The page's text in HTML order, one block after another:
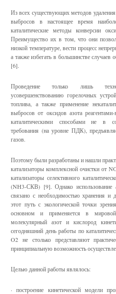
Из всех существующих методов
выбросов в настоящее время
каталитические методы конверсии
Преимущество их в том, что они
низкой температуре, вести процесс
а также избегать в большинстве случаев
[6].
Проведение только лишь
усовершенствованию горелочных
топлива, а также применение
выбросов от оксидов азота
каталитическими способами не в
требования (на уровне ПДК),
газов.
Поэтому были разработаны и нашли
катализаторы комплексной очистки от
катализаторы селективного
(NH3-СКВ) [9]. Однако использование
связано с необходимостью хранения и
этот путь с экологической точки
основном и применяется в
молекулярный азот и кислород
сегодняшний день работы по
O2 не столько представляют
принципиальную возможность
Целью данной работы являлось:
· построение кинетической модели